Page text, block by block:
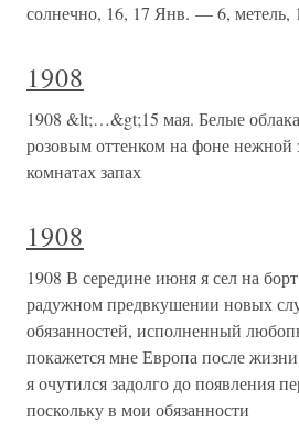
солнечно, 16, 17 Янв. — 6,
1908
1908 &lt;…&gt;15 мая. Белые
розовым оттенком на фоне нежной
комнатах запах
1908
1908 В середине июня я сел на
радужном предвкушении новых
обязанностей, исполненный
покажется мне Европа после
я очутился задолго до появления
поскольку в мои обязанности